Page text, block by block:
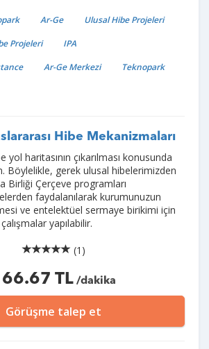
Ar-Ge
Ulusal Hibe Projeleri
Projeleri
IPA
Ar-Ge Merkezi
Teknopark
Hibe Mekanizmaları
yol haritasının çıkarılması konusunda
Böylelikle, gerek ulusal hibelerimizden
Birliği Çerçeve programları
faydalanılarak kurumunuzun
ve entelektüel sermaye birikimi için
yapılabilir.
(1)
TL /dakika
Görüşme talep et